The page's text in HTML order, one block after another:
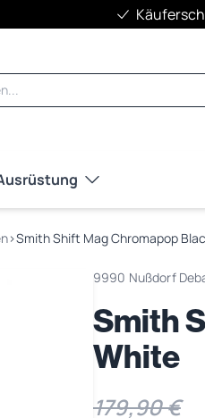
›Smith Shift Mag Chromapop
9990 Nußdorf
Smith
White
179,90 €